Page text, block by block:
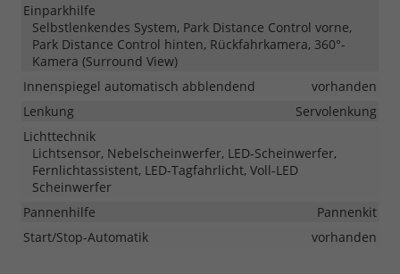
Einparkhilfe
Selbstlenkendes System, Park Distance Control vorne,
Park Distance Control hinten, Rückfahrkamera, 360°-
Kamera (Surround View)
Innenspiegel automatisch abblendend
vorhanden
Lenkung
Servolenkung
Lichttechnik
Lichtsensor, Nebelscheinwerfer, LED-Scheinwerfer,
Fernlichtassistent, LED-Tagfahrlicht, Voll-LED
Scheinwerfer
Pannenhilfe
Pannenkit
Start/Stop-Automatik
vorhanden